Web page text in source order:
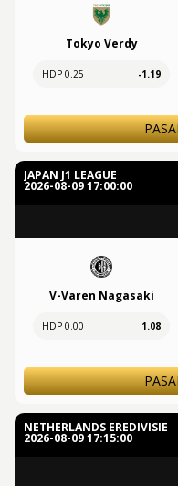
Tokyo Verdy
HDP 0.25 -1.19
JAPAN J1 LEAGUE
2026-08-09 17:00:00
V-Varen Nagasaki
HDP 0.00 1.08
NETHERLANDS EREDIVISIE
2026-08-09 17:15:00